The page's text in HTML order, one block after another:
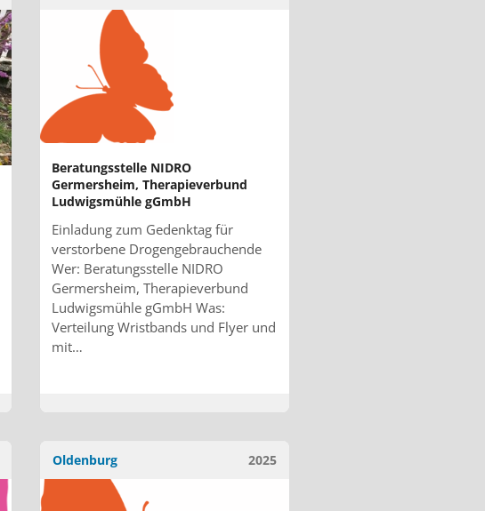
Beratungsstelle NIDRO
Germersheim, Therapieverbund
Ludwigsmühle gGmbH
Einladung zum Gedenktag für
verstorbene Drogengebrauchende
Wer: Beratungsstelle NIDRO
Germersheim, Therapieverbund
Ludwigsmühle gGmbH Was:
Verteilung Wristbands und Flyer und
mit…
2025
Oldenburg